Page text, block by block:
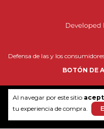
Al navegar por este sitio
tu experiencia de compra.
Defensa de las y los
BOTÓN DE
Copyright Extincenter -